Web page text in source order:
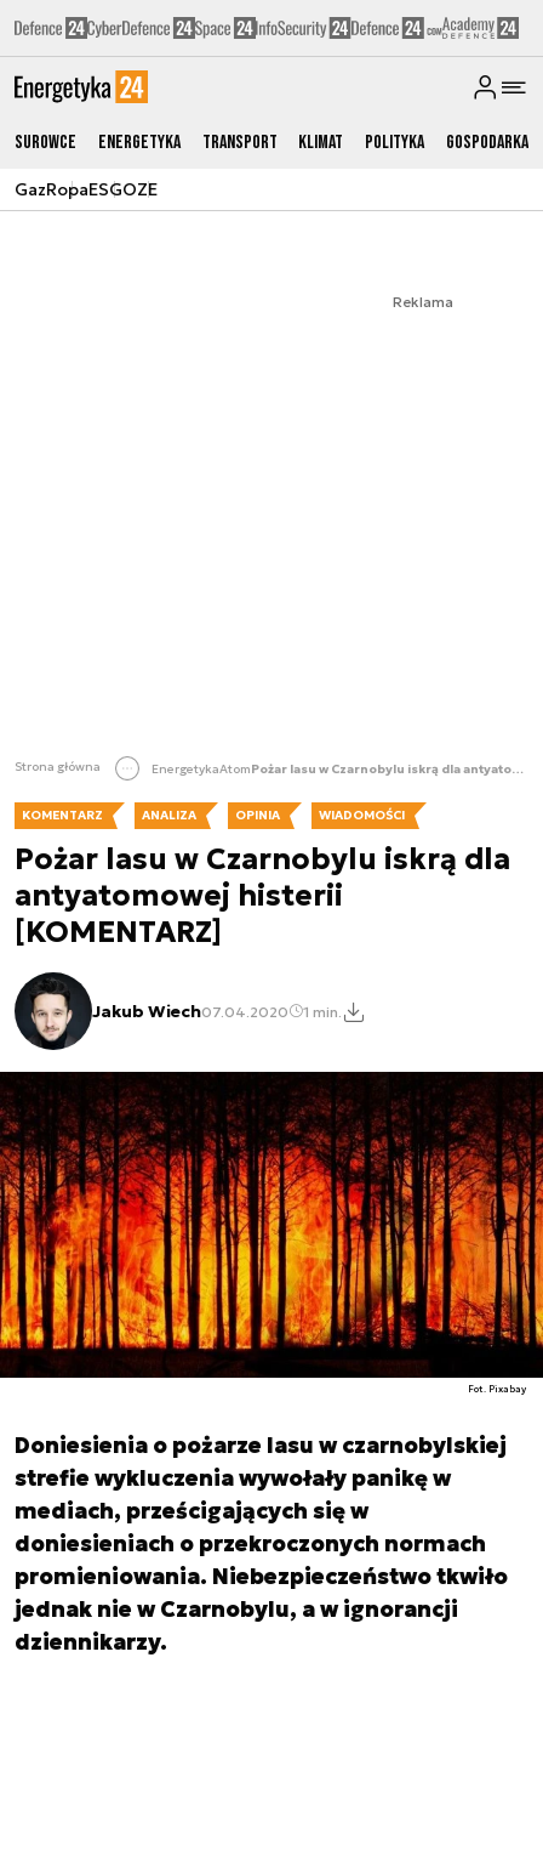
Surowce Energetyka Transport Klimat Polityka Gospodarka
GazRopaESGOZE
Reklama
Strona główna EnergetykaAtom Pożar lasu w Czarnobylu iskrą dla antyatomowej histerii [KOMENTARZ]
KOMENTARZ ANALIZA OPINIA WIADOMOŚCI
Pożar lasu w Czarnobylu iskrą dla
antyatomowej histerii
[KOMENTARZ]
Jakub Wiech07.04.2020 1 min.
Fot. Pixabay
Doniesienia o pożarze lasu w czarnobylskiej
strefie wykluczenia wywołały panikę w
mediach, prześcigających się w
doniesieniach o przekroczonych normach
promieniowania. Niebezpieczeństwo tkwiło
jednak nie w Czarnobylu, a w ignorancji
dziennikarzy.